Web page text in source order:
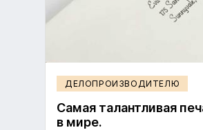
ДЕЛОПРОИЗВОДИТЕЛЮ
Самая талантливая
в мире.